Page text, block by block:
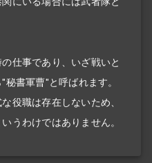
仕事であり、いざ戦いと
書軍曹"と呼ばれます。
役職は存在しないため、
うわけではありません。